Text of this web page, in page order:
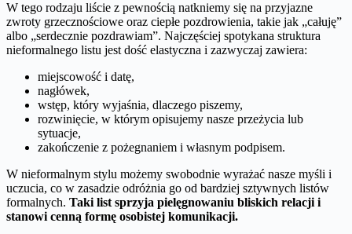
W tego rodzaju liście z pewnością natkniemy się na przyjazne
zwroty grzecznościowe oraz ciepłe pozdrowienia, takie jak „całuję”
albo „serdecznie pozdrawiam”. Najczęściej spotykana struktura
nieformalnego listu jest dość elastyczna i zazwyczaj zawiera:
miejscowość i datę,
nagłówek,
wstęp, który wyjaśnia, dlaczego piszemy,
rozwinięcie, w którym opisujemy nasze przeżycia lub
sytuacje,
zakończenie z pożegnaniem i własnym podpisem.
W nieformalnym stylu możemy swobodnie wyrażać nasze myśli i
uczucia, co w zasadzie odróżnia go od bardziej sztywnych listów
formalnych. Taki list sprzyja pielęgnowaniu bliskich relacji i
stanowi cenną formę osobistej komunikacji.